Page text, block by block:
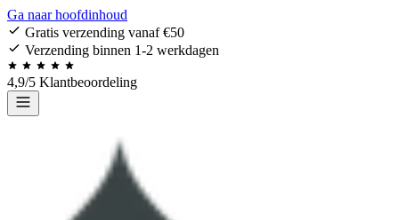
Ga naar hoofdinhoud
Gratis verzending vanaf €50
Verzending binnen 1-2 werkdagen
4,9/5 Klantbeoordeling